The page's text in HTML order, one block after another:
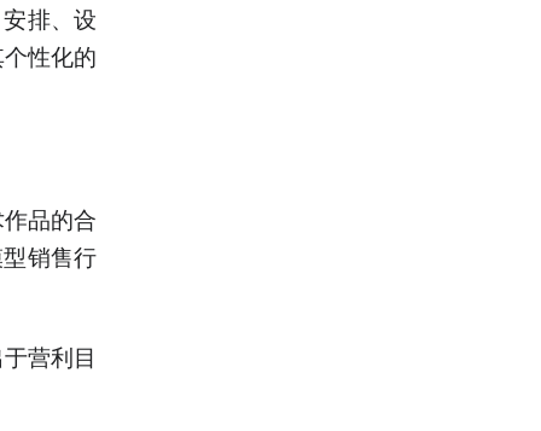
排、设
性化的
品的合
销售行
营利目